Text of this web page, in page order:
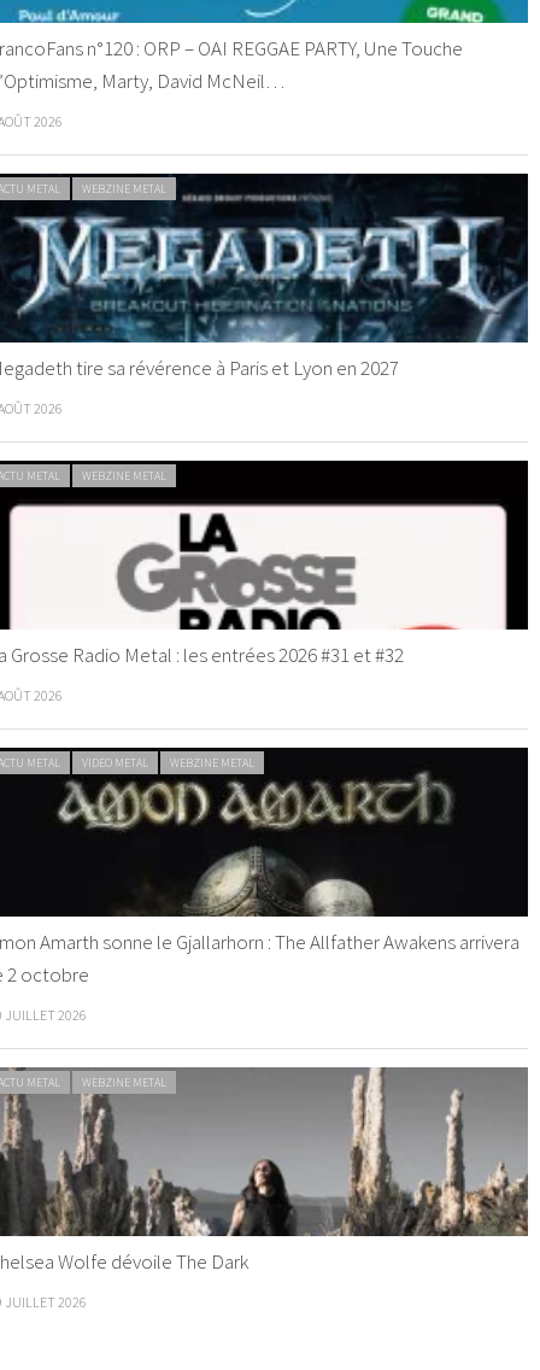
n°120 : ORP – OAI REGGAE PARTY, Une Touche
Marty, David McNeil…
2026
METAL WEBZINE METAL
tire sa révérence à Paris et Lyon en 2027
2026
METAL WEBZINE METAL
Grosse Radio Metal : les entrées 2026 #31 et #32
2026
METAL VIDEO METAL WEBZINE METAL
Amarth sonne le Gjallarhorn : The Allfather Awakens arrivera
2 octobre
JUILLET 2026
METAL WEBZINE METAL
Wolfe dévoile The Dark
JUILLET 2026